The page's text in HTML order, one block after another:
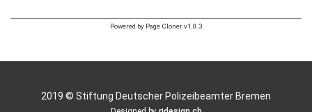
Powered by Page Cloner v1.0.3
2019 © Stiftung Deutscher Polizeibeamter Bremen